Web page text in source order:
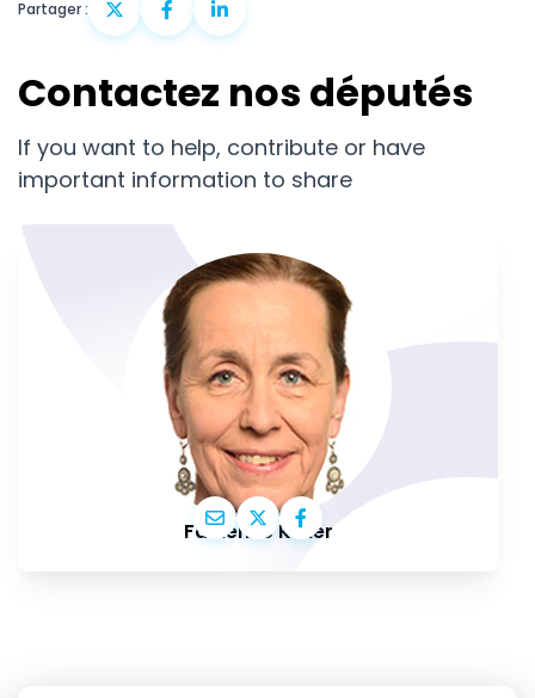
Partager :
Contactez nos députés
If you want to help, contribute or have
important information to share
Fabienne Keller